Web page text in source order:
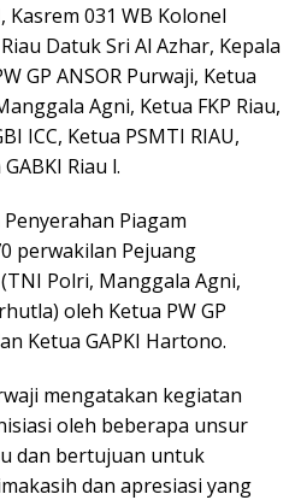
Kasrem 031 WB Kolonel
Datuk Sri Al Azhar, Kepala
GP ANSOR Purwaji, Ketua
Agni, Ketua FKP Riau,
ICC, Ketua PSMTI RIAU,
Riau l.
Piagam
perwakilan Pejuang
Polri, Manggala Agni,
oleh Ketua PW GP
Ketua GAPKI Hartono.
mengatakan kegiatan
oleh beberapa unsur
dan bertujuan untuk
dan apresiasi yang